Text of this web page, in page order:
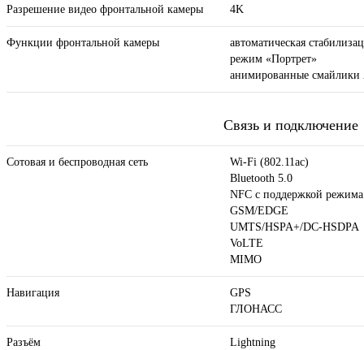
Разрешение видео фронтальной камеры 4K
Функции фронтальной камеры
автоматическая
режим «Портрет»
анимированные
Связь и подключение
Сотовая и беспроводная сеть
Wi-Fi (802.11​ac)
Bluetooth 5.0
NFC с поддержкой
GSM/EDGE
UMTS/​HSPA+/​DC-HSDPA
VoLTE
MIMO
Навигация
GPS
ГЛОНАСС
Разъём Lightning